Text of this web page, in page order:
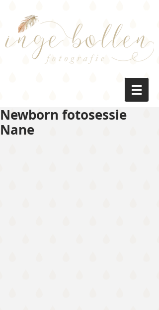
Newborn fotosessie
Nane